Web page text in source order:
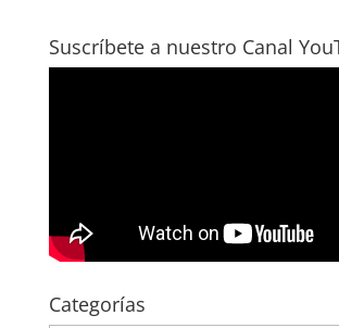
Suscríbete a nuestro Canal
Categorías